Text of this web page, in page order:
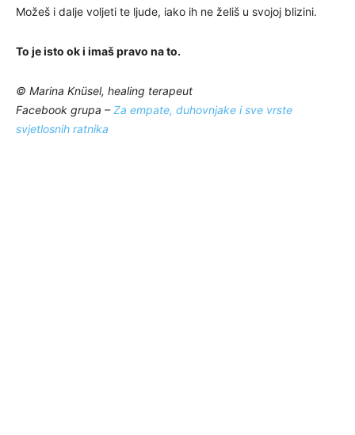
Možeš i dalje voljeti te ljude, iako ih ne želiš u svojoj blizini.
To je isto ok i imaš pravo na to.
© Marina Knüsel, healing terapeut
Facebook grupa –Za empate, duhovnjake i sve vrste
svjetlosnih ratnika